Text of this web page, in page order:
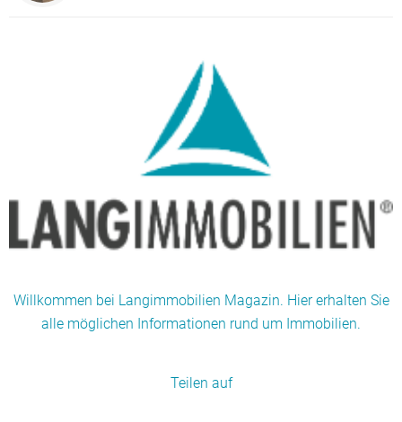
Willkommen bei Langimmobilien Magazin. Hier erhalten Sie
alle möglichen Informationen rund um Immobilien.
Teilen auf